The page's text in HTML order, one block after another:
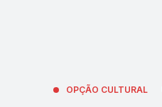
OPÇÃO CULTURAL